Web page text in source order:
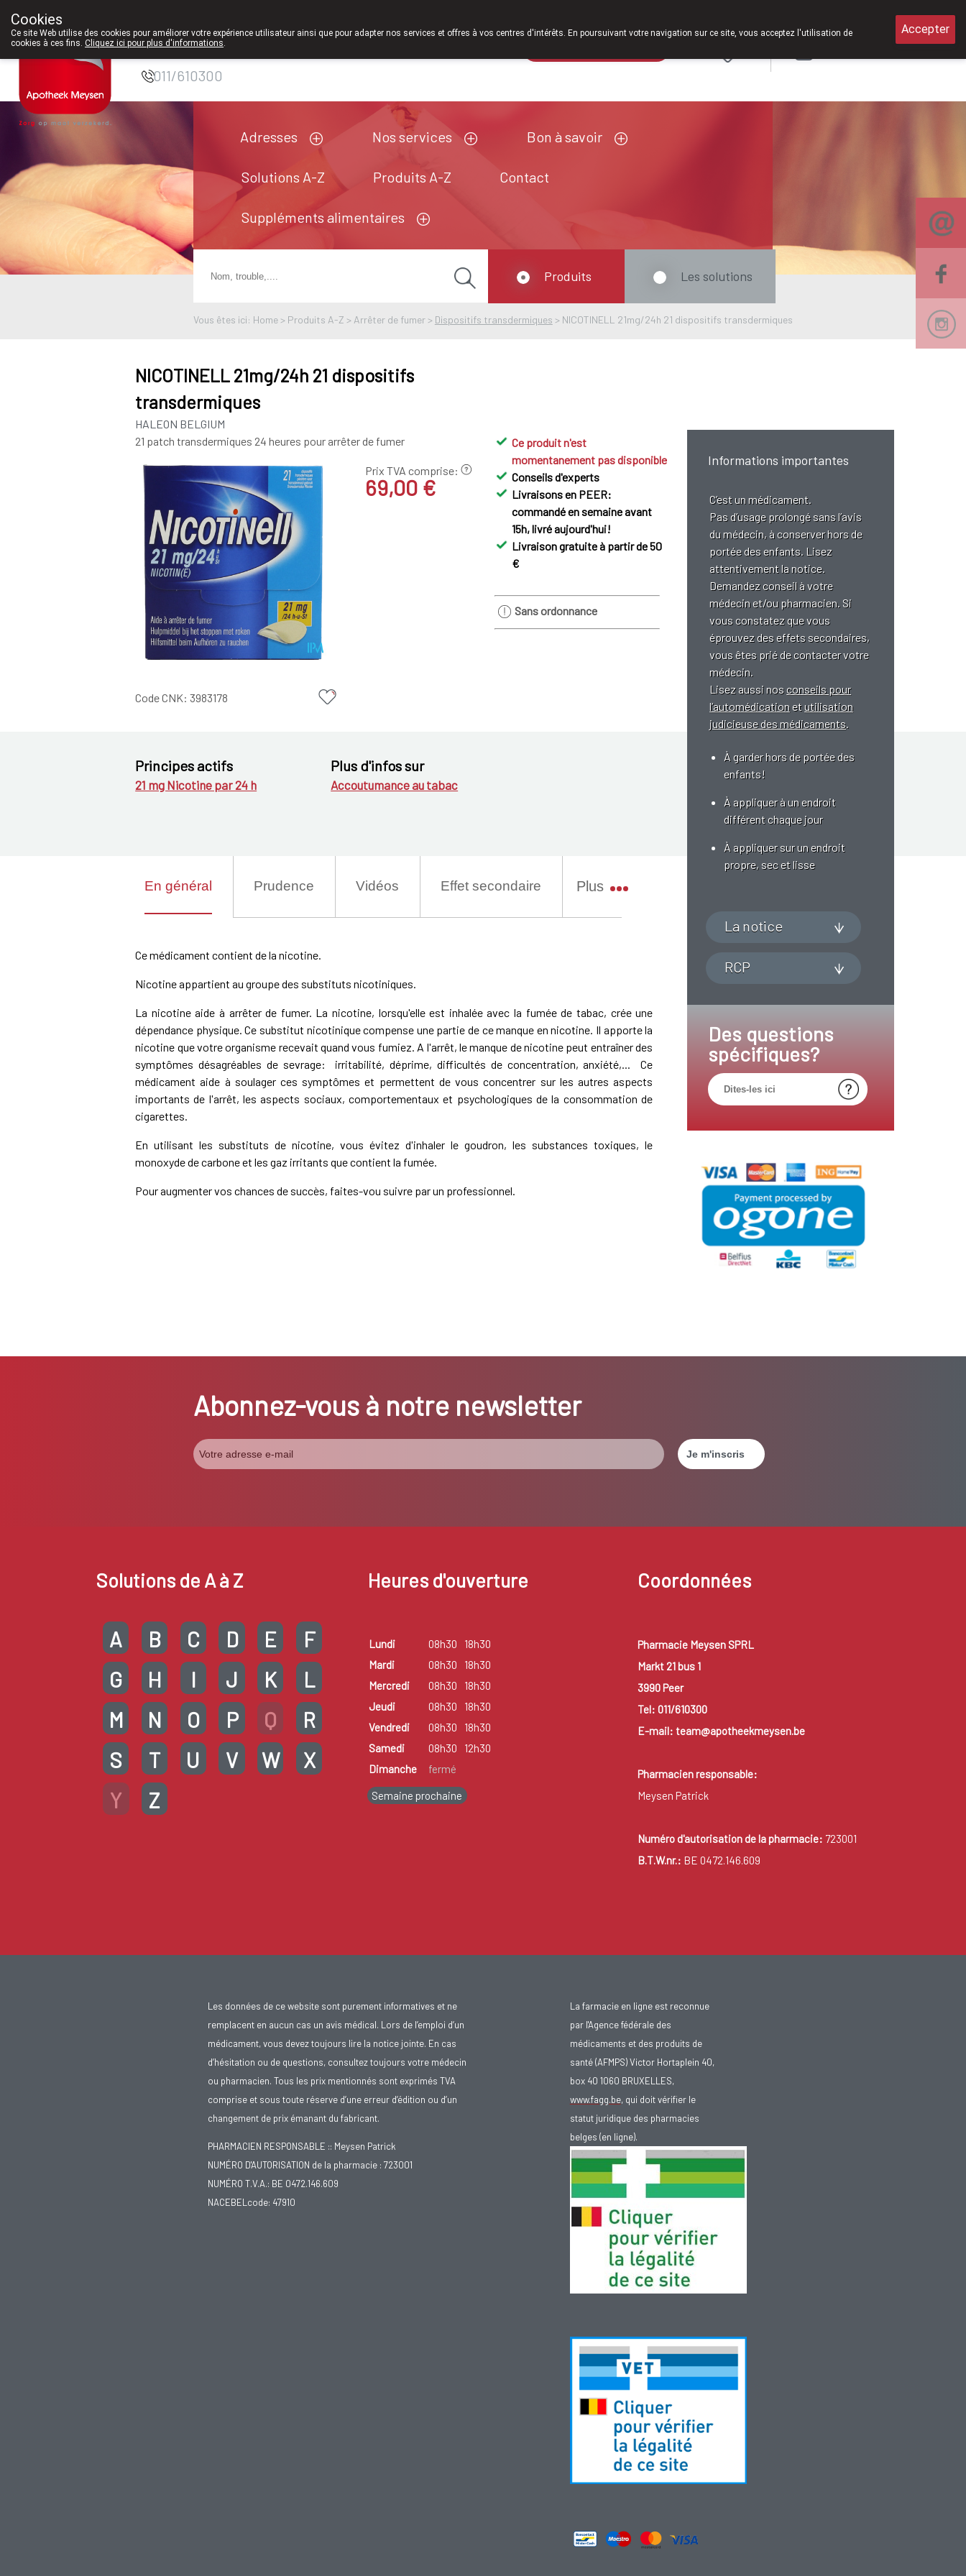
Pharmacie Meysen
SPRL
011/610300
Adresses Nos services Bon à savoir
Solutions A-Z Produits A-Z Contact
Suppléments alimentaires
Vous êtes ici: Home > Produits A-Z > Arrêter de fumer > Dispositifs transdermiques > NICOTINELL 21mg/24h 21 dispositifs transdermiques
Produits Les solutions
NICOTINELL 21mg/24h 21 dispositifs
transdermiques
HALEON BELGIUM
21 patch transdermiques 24 heures pour arrêter de fumer
Prix TVA comprise:
69,00 €
Code CNK:3983178
Ce produit n'est
momentanement pas disponible
Conseils d'experts
Livraisons en PEER:
commandé en semaine avant
15h, livré aujourd'hui!
Livraison gratuite à partir de 50
€
Sans ordonnance
Informations importantes
C’est un médicament.
Pas d’usage prolongé sans l’avis
du médecin, à conserver hors de
portée des enfants. Lisez
attentivement la notice.
Demandez conseil à votre
médecin et/ou pharmacien. Si
vous constatez que vous
éprouvez des effets secondaires,
vous êtes prié de contacter votre
médecin.
Lisez aussi nos conseils pour
l’automédicationetutilisation
judicieuse des médicaments
À garder hors de portée des
enfants!
À appliquer à un endroit
différent chaque jour
À appliquer sur un endroit
propre, sec et lisse
La notice
RCP
Des questions
spécifiques?
Principes actifs
21 mg Nicotine par 24 h
Plus d'infos sur
Accoutumance au tabac
En général Prudence Vidéos Effet secondaire Plus
Ce médicament contient de la nicotine.
Nicotine appartient au groupe des substituts nicotiniques.
La nicotine aide à arrêter de fumer. La nicotine, lorsqu'elle est inhalée avec la fumée de tabac, crée une
dépendance physique. Ce substitut nicotinique compense une partie de ce manque en nicotine. Il apporte la
nicotine que votre organisme recevait quand vous fumiez. A l'arrêt, le manque de nicotine peut entraîner des
symptômes désagréables de sevrage: irritabilité, déprime, difficultés de concentration, anxiété,... Ce
médicament aide à soulager ces symptômes et permettent de vous concentrer sur les autres aspects
importants de l'arrêt, les aspects sociaux, comportementaux et psychologiques de la consommation de
cigarettes.
En utilisant les substituts de nicotine, vous évitez d'inhaler le goudron, les substances toxiques, le
monoxyde de carbone et les gaz irritants que contient la fumée.
Pour augmenter vos chances de succès, faites-vou suivre par un professionnel.
Abonnez-vous à notre newsletter
Solutions de A à Z
A B C D E
F
G
H I J K
L
M
N O P Q
R
S
T U V W
X
Y
Z
Heures d'ouverture
Lundi 08h30
18h30
Mardi
08h30
18h30
Mercredi
08h30
18h30
Jeudi
08h30
18h30
Vendredi
08h30
18h30
Samedi
08h30
12h30
Dimanche
fermé
Semaine prochaine
Coordonnées
Pharmacie Meysen SPRL
Markt 21 bus 1
3990 Peer
Tel: 011/610300
E-mail: team@apotheekmeysen.be
Pharmacien responsable:
Meysen Patrick
Numéro d'autorisation de la pharmacie: 723001
B.T.W.nr.: BE 0472.146.609
Les données de ce website sont purement informatives et ne
remplacent en aucun cas un avis médical. Lors de l’emploi d’un
médicament, vous devez toujours lire la notice jointe. En cas
d’hésitation ou de questions, consultez toujours votre médecin
ou pharmacien. Tous les prix mentionnés sont exprimés TVA
comprise et sous toute réserve d’une erreur d’édition ou d’un
changement de prix émanant du fabricant.
PHARMACIEN RESPONSABLE :: Meysen Patrick
NUMÉRO D'AUTORISATION de la pharmacie : 723001
NUMÉRO T.V.A.: BE 0472.146.609
NACEBELcode: 47910
La farmacie en ligne est reconnue
par l'Agence fédérale des
médicaments et des produits de
santé (AFMPS) Victor Hortaplein 40,
box 40 1060 BRUXELLES,
www.fagg.be, qui doit vérifier le
statut juridique des pharmacies
belges (en ligne).
Cookies
Ce site Web utilise des cookies pour améliorer votre expérience utilisateur ainsi que pour adapter nos services et offres à vos centres d'intérêts. En poursuivant votre navigation sur ce site, vous acceptez l'utilisation de
cookies à ces fins. Cliquez ici pour plus d'informations.
Accepter